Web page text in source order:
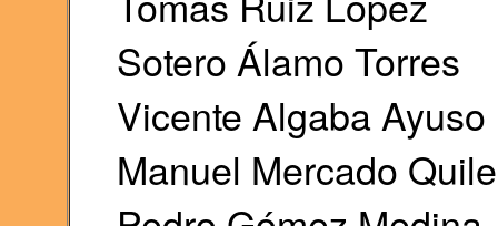
Sotero Álamo Torres
Vicente Algaba Ayuso
Manuel Mercado